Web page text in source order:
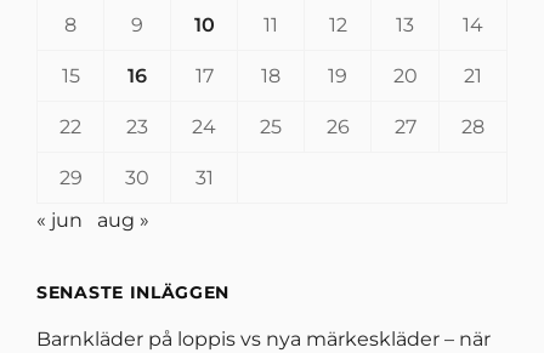
8 9 10 11 12 13 14
15 16 17 18 19 20 21
22 23 24 25 26 27 28
29 30
31
« jun
aug »
SENASTE INLÄGGEN
Barnkläder på loppis vs nya märkeskläder – när